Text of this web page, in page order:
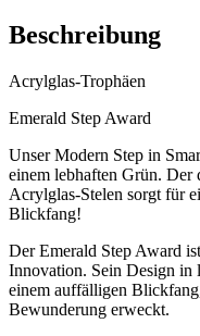
Beschreibung
Acrylglas-Trophäen
Emerald Step Award
Unser Modern Step in
einem lebhaften Grün. Der
Acrylglas-Stelen sorgt für
Blickfang!
Der Emerald Step Award
Innovation. Sein Design in
einem auffälligen
Bewunderung erweckt.